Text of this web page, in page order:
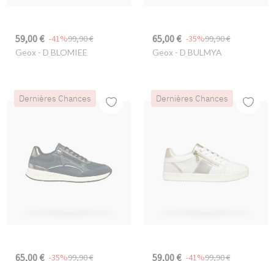
59,00 € 99,90 €
-41%
Geox- D BLOMIEE
65,00 € 99,90 €
-35%
Geox- D BULMYA
Dernières Chances
65,00 € 99,90 €
-35%
Dernières Chances
59,00 € 99,90 €
-41%